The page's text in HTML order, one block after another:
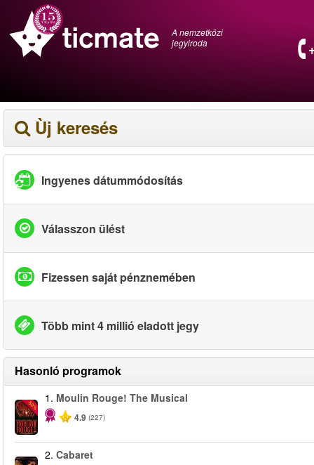
A nemzetközi
jegyiroda
Ùj keresés
Ingyenes dátummódosítás
Válasszon ülést
Fizessen saját pénznemében
Több mint 4 millió eladott jegy
Hasonló programok
-50%
1. Moulin Rouge! The Musical
4.9 (227)
2. Cabaret